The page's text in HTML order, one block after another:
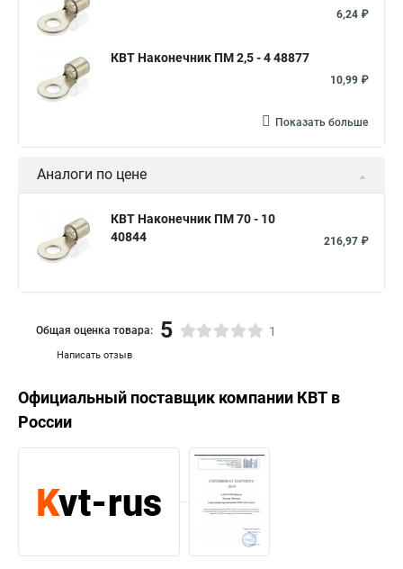
6,24 ₽
КВТ Наконечник ПМ 2,5 - 4 48877
10,99 ₽
Показать больше
Аналоги по цене
КВТ Наконечник ПМ 70 - 10
40844
216,97 ₽
Написать отзыв
Общая оценка товара: 5 1
Официальный поставщик компании КВТ в
России